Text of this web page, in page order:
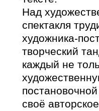
Над
спектакля
художника-
творческий
каждый не
своё